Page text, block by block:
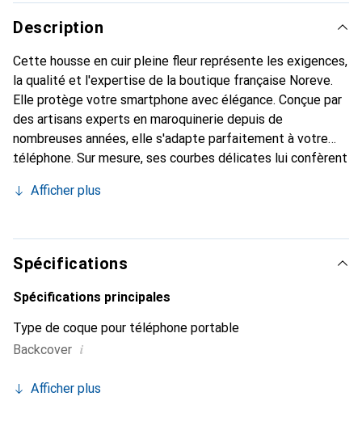
Description
Cette housse en cuir pleine fleur représente les exigences,
la qualité et l'expertise de la boutique française Noreve.
Elle protège votre smartphone avec élégance. Conçue par
des artisans experts en maroquinerie depuis de
nombreuses années, elle s'adapte parfaitement à votre
téléphone. Sur mesure, ses courbes délicates lui confèrent
et indispensable pour votre smartphone. Reconnaître
marque Noreve est un choix sûr pour une clientèle
exigeante.
Afficher plus
Spécifications
Spécifications principales
Type de coque pour téléphone portable
Backcover i
Afficher plus